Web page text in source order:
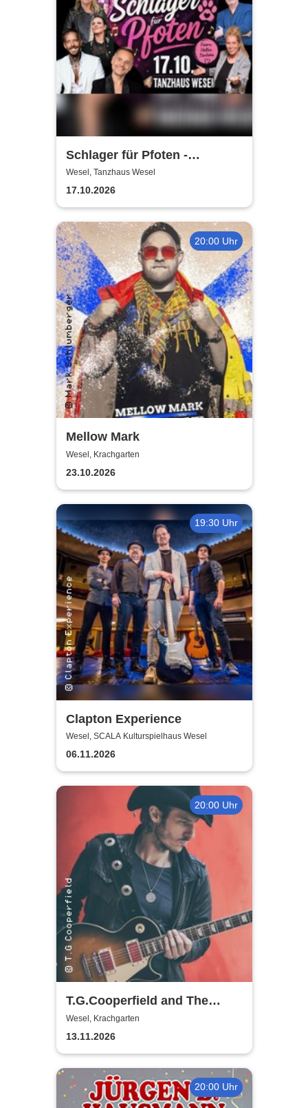
Schlager für Pfoten -
Zugunsten des Tierheim
Wesel
Wesel, Tanzhaus Wesel
17.10.2026
20:00 Uhr
Mellow Mark
Wesel, Krachgarten
23.10.2026
19:30 Uhr
Clapton Experience
Wesel, SCALA Kulturspielhaus Wesel
06.11.2026
20:00 Uhr
T.G.Cooperfield and The
Electric Band
Wesel, Krachgarten
13.11.2026
20:00 Uhr